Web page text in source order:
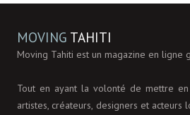
MOVING TAHITI
Moving Tahiti est un magazine en ligne
Tout en ayant la volonté de mettre
artistes, créateurs, designers et acteurs